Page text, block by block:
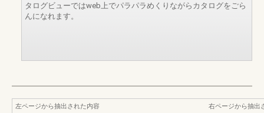
タログビューではweb上でパラパラめくりながらカタログをごら
んになれます。
左ページから抽出された内容
右ページから抽出